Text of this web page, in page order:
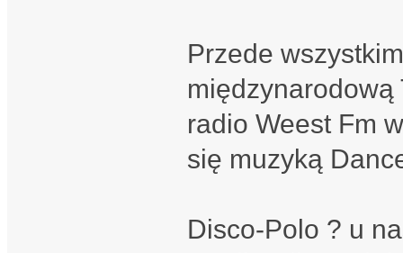
Przede
międzynarodową
radio Weest Fm
się muzyką
Disco-Polo ? u